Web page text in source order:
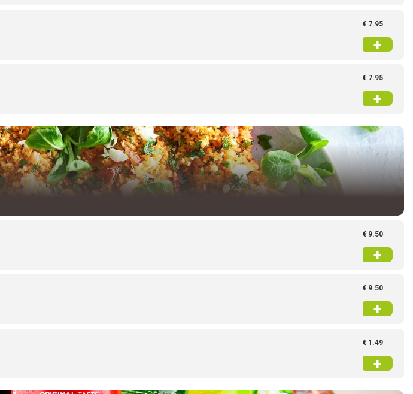
€ 7.95
+
€ 7.95
+
€ 9.50
+
€ 9.50
+
€ 1.49
+